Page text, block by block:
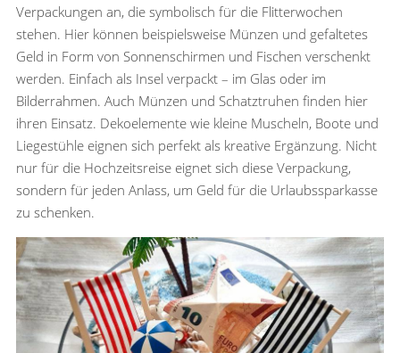
Verpackungen an, die symbolisch für die Flitterwochen
stehen. Hier können beispielsweise Münzen und gefaltetes
Geld in Form von Sonnenschirmen und Fischen verschenkt
werden. Einfach als Insel verpackt – im Glas oder im
Bilderrahmen. Auch Münzen und Schatztruhen finden hier
ihren Einsatz. Dekoelemente wie kleine Muscheln, Boote und
Liegestühle eignen sich perfekt als kreative Ergänzung. Nicht
nur für die Hochzeitsreise eignet sich diese Verpackung,
sondern für jeden Anlass, um Geld für die Urlaubssparkasse
zu schenken.